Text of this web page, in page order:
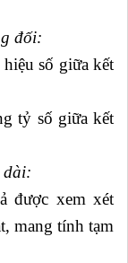
đối:
số giữa kết
tỷ số giữa kết
dài:
được xem xét
mang tính tạm